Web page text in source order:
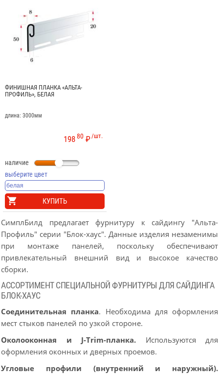
ФИНИШНАЯ ПЛАНКА «АЛЬТА-
ПРОФИЛЬ», БЕЛАЯ
длина: 3000мм
/шт.
19880 ₽
наличие
выберите цвет
КУПИТЬ
СимплБилд предлагает фурнитуру к сайдингу "Альта-
Профиль" серии "Блок-хаус". Данные изделия незаменимы
при монтаже панелей, поскольку обеспечивают
привлекательный внешний вид и высокое качество
сборки.
АССОРТИМЕНТ СПЕЦИАЛЬНОЙ ФУРНИТУРЫ ДЛЯ САЙДИНГА
БЛОК-ХАУС
Соединительная планка. Необходима для оформления
мест стыков панелей по узкой стороне.
Околооконная и J-Trim-планка. Используются для
оформления оконных и дверных проемов.
Угловые профили (внутренний и наружный).